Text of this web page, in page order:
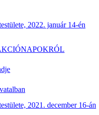
2022. január 14-én
2021. december 16-án